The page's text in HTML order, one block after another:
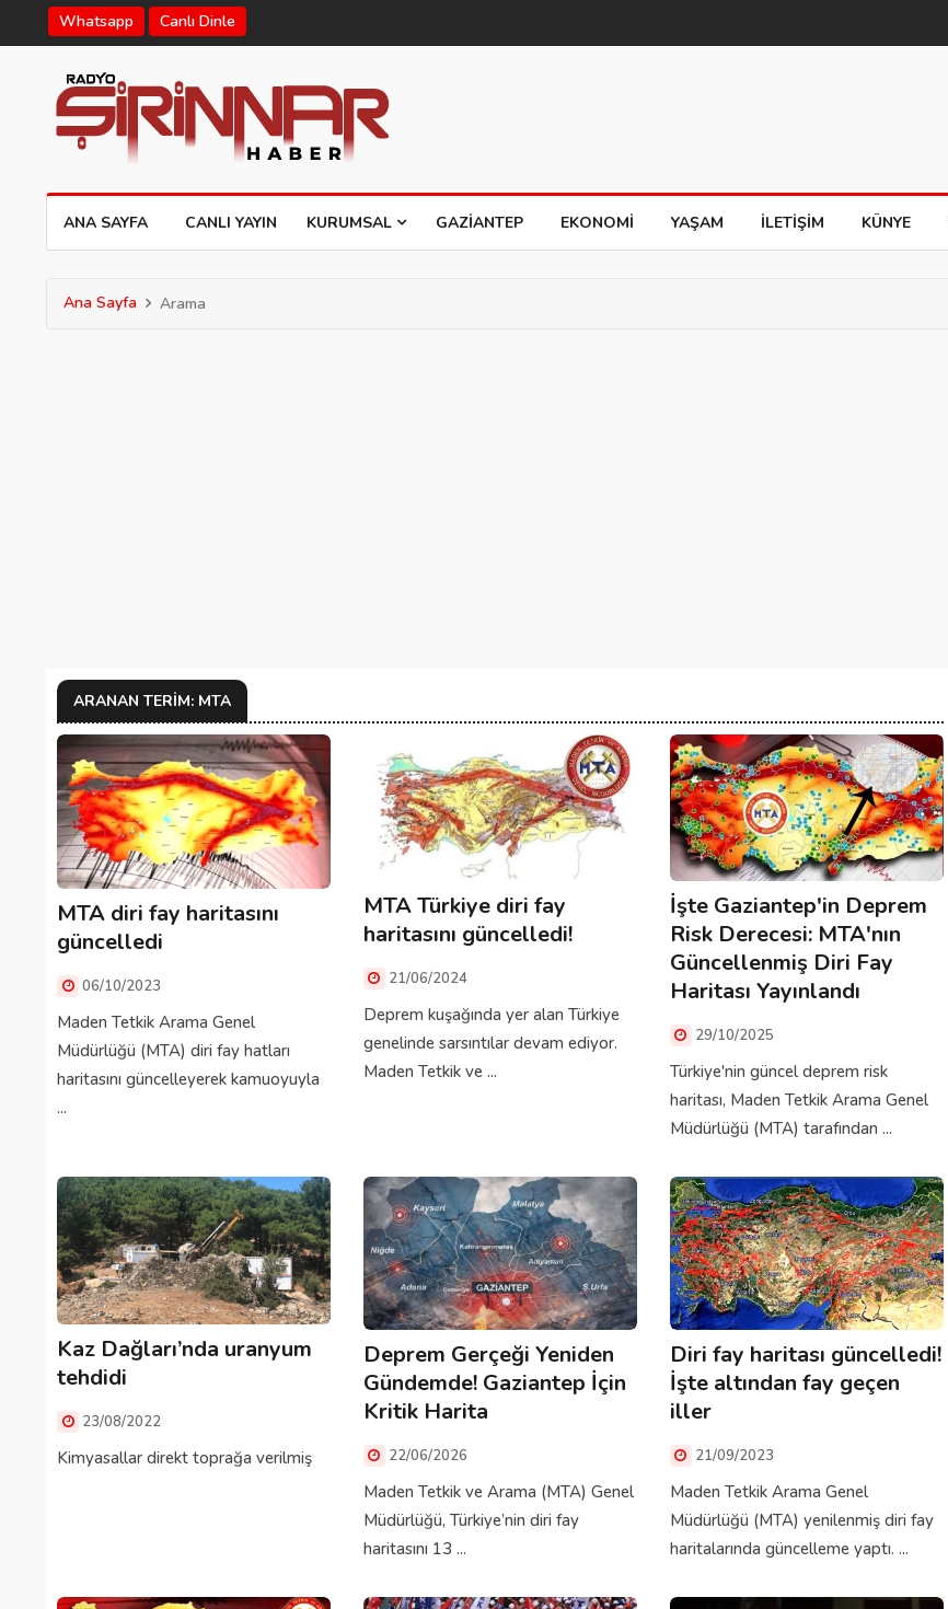
Whatsapp Canlı Dinle
ANA SAYFA CANLI YAYIN KURUMSAL GAZIANTEP EKONOMI YAŞAM İLETIŞIM KÜNYE
Ana Sayfa Arama
ARANAN TERIM: MTA
MTA diri fay haritasını
güncelledi
06/10/2023
Maden Tetkik Arama Genel
Müdürlüğü (MTA) diri fay hatları
haritasını güncelleyerek kamuoyuyla
...
MTA Türkiye diri fay
haritasını güncelledi!
21/06/2024
Deprem kuşağında yer alan Türkiye
genelinde sarsıntılar devam ediyor.
Maden Tetkik ve ...
İşte Gaziantep'in Deprem
Risk Derecesi: MTA'nın
Güncellenmiş Diri Fay
Haritası Yayınlandı
29/10/2025
Türkiye'nin güncel deprem risk
haritası, Maden Tetkik Arama Genel
Müdürlüğü (MTA) tarafından ...
Kaz Dağları’nda uranyum
tehdidi
23/08/2022
Kimyasallar direkt toprağa verilmiş
Deprem Gerçeği Yeniden
Gündemde! Gaziantep İçin
Kritik Harita
22/06/2026
Maden Tetkik ve Arama (MTA) Genel
Müdürlüğü, Türkiye’nin diri fay
haritasını 13 ...
Diri fay haritası güncelledi!
İşte altından fay geçen
iller
21/09/2023
Maden Tetkik Arama Genel
Müdürlüğü (MTA) yenilenmiş diri fay
haritalarında güncelleme yaptı. ...